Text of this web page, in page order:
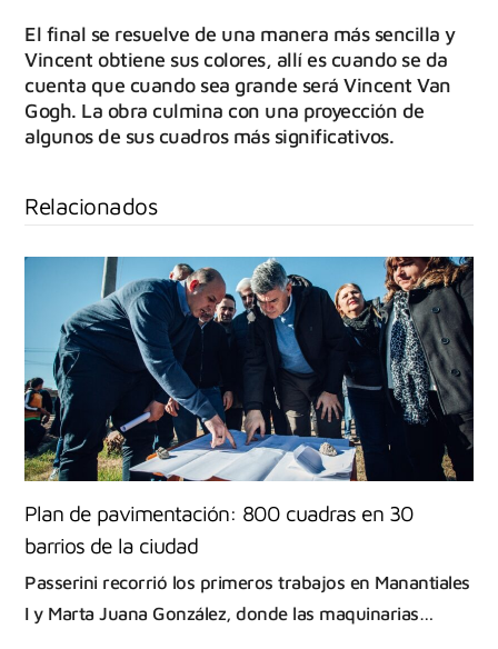
El final se resuelve de una manera más sencilla y
Vincent obtiene sus colores, allí es cuando se da
cuenta que cuando sea grande será Vincent Van
Gogh. La obra culmina con una proyección de
algunos de sus cuadros más significativos.
Relacionados
Plan de pavimentación: 800 cuadras en 30
barrios de la ciudad
Passerini recorrió los primeros trabajos en Manantiales
I y Marta Juana González, donde las maquinarias…